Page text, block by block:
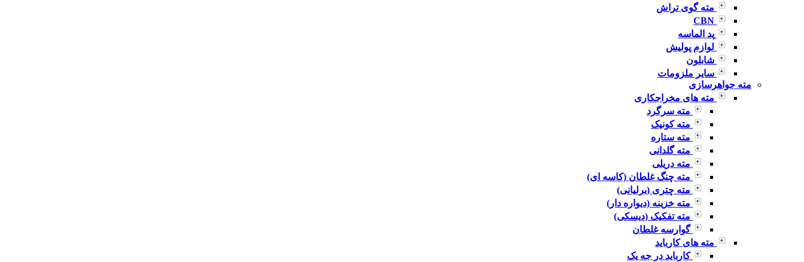
مته گوی تراش
CBN
پد الماسه
لوازم پولیش
شابلون
سایر ملزومات
مته جواهرسازی
مته های مخراجکاری
مته سرگرد
مته کونیک
مته ستاره
مته گلدانی
مته دریلی
مته چنگ غلطان (کاسه ای)
مته چتری (برلیانی)
مته خزینه (دیواره دار)
مته تفکیک (دیسکی)
گوارسه غلطان
مته های کارباید
کارباید در جه یک